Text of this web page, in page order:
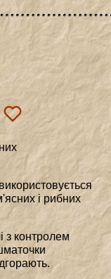
і рибних
з контролем